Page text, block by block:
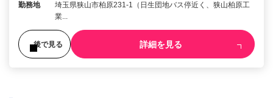
勤務地
埼玉県狭山市柏原231-1（日生団地バス停近く、狭山柏原工
業...
後で見る 詳細を見る